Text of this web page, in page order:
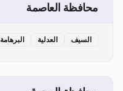
محافظة العاصمة
السيف العدلية البرهامة